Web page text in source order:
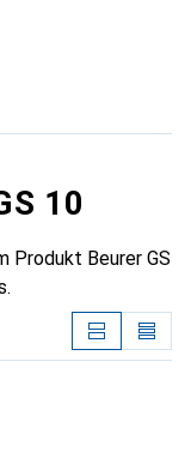
10
Produkt Beurer GS